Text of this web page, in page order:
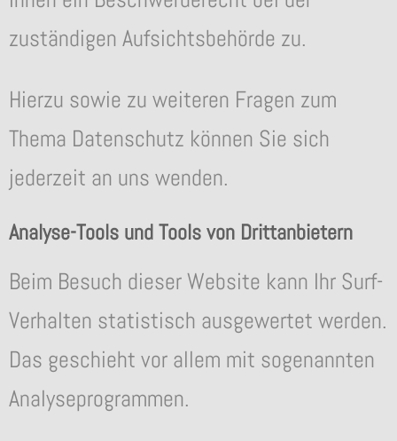
zuständigen Aufsichtsbehörde zu.
Hierzu sowie zu weiteren Fragen zum
Thema Datenschutz können Sie sich
jederzeit an uns wenden.
Analyse-Tools und Tools von Drittanbietern
Beim Besuch dieser Website kann Ihr Surf-
Verhalten statistisch ausgewertet werden.
Das geschieht vor allem mit sogenannten
Analyseprogrammen.